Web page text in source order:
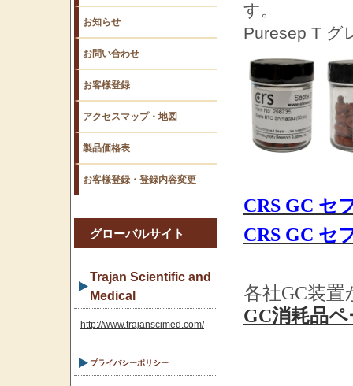
お知らせ
お問い合わせ
お客様登録
アクセスマップ・地図
製品価格表
お客様登録・登録内容変更
グローバルサイト
Trajan Scientific and
Medical
http://www.trajanscimed.com/
プライバシーポリシー
す。
Puresep T グ
CRS GC セ
CRS GC セ
各社GC装
GC消耗品